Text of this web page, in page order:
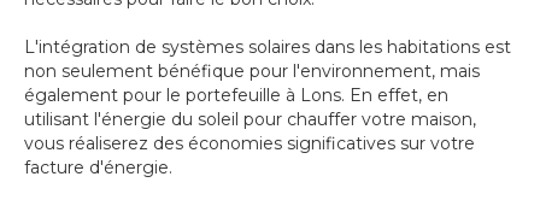
L'intégration de systèmes solaires dans les habitations est
non seulement bénéfique pour l'environnement, mais
également pour le portefeuille à Lons. En effet, en
utilisant l'énergie du soleil pour chauffer votre maison,
vous réaliserez des économies significatives sur votre
facture d'énergie.